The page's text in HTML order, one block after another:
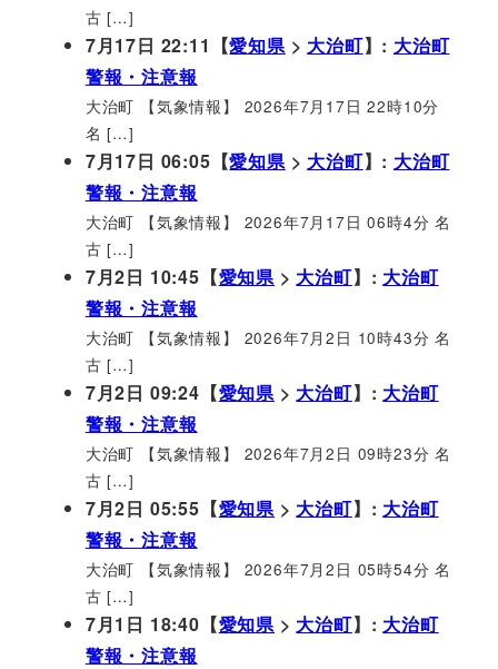
古 […]
7月17日 22:11【愛知県> 大治町】: 大治町
警報・注意報
大治町 【気象情報】 2026年7月17日 22時10分
名 […]
7月17日 06:05【愛知県> 大治町】: 大治町
警報・注意報
大治町 【気象情報】 2026年7月17日 06時4分 名
古 […]
7月2日 10:45【愛知県 > 大治町】: 大治町
警報・注意報
大治町 【気象情報】 2026年7月2日 10時43分 名
古 […]
7月2日 09:24【愛知県 > 大治町】: 大治町
警報・注意報
大治町 【気象情報】 2026年7月2日 09時23分 名
古 […]
7月2日 05:55【愛知県 > 大治町】: 大治町
警報・注意報
大治町 【気象情報】 2026年7月2日 05時54分 名
古 […]
7月1日 18:40【愛知県 > 大治町】: 大治町
警報・注意報